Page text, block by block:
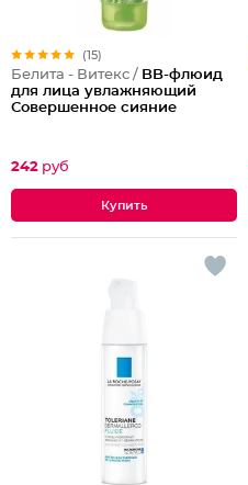
(15)
Белита - Витекс / BB-флюид
для лица увлажняющий
Совершенное сияние
242 руб